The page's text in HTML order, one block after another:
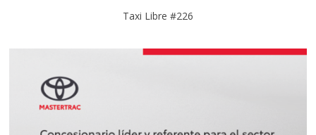
Taxi Libre #226